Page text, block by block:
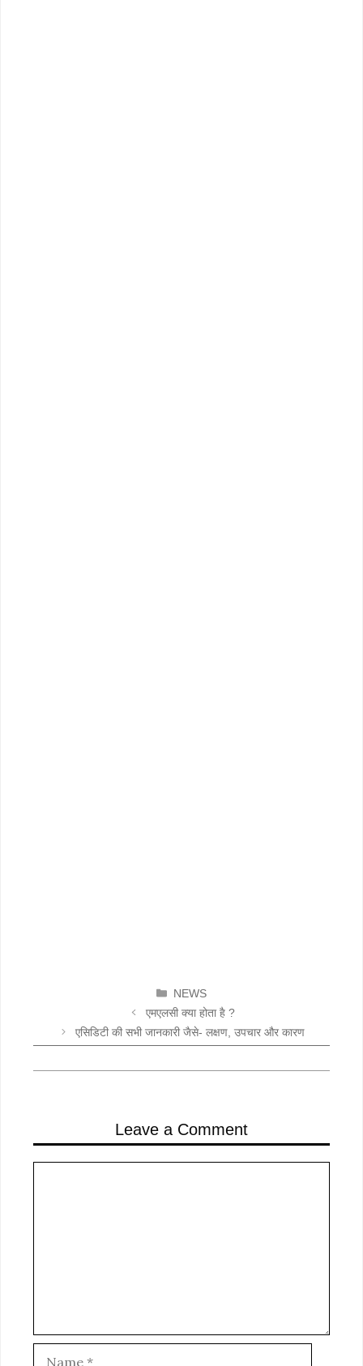
CATEGORIES
NEWS
एमएलसी क्या होता है ?
एसिडिटी की सभी जानकारी जैसे- लक्षण, उपचार और कारण
Leave a Comment